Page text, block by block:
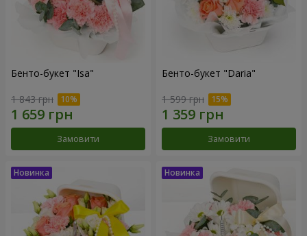
Бенто-букет "Isa"
1 843 грн
Замовити
Бенто-букет "Daria"
1 599 грн
Замовити